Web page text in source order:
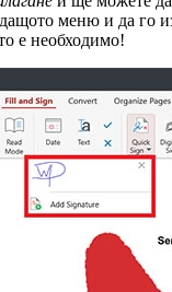
меню и да го
е необходимо!